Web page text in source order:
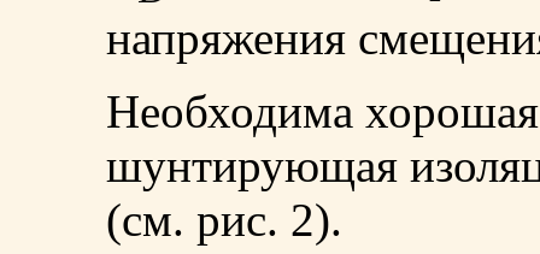
напряжения
Необходима
шунтирующая
(см. рис. 2).